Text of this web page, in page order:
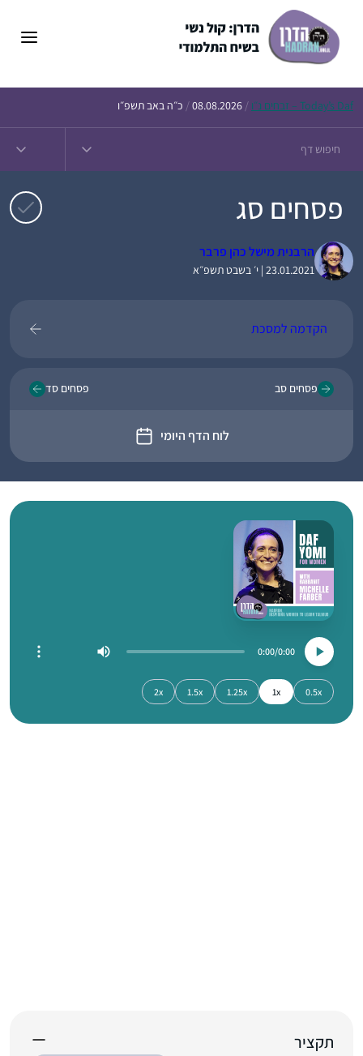
Today’s Daf – זבחים נ״ו /
08.08.2026
/ כ״ה באב תשפ״ו
פסחים סג
הרבנית מישל כהן פרבר
23.01.2021 | י׳ בשבט תשפ״א
הקדמה למסכת
פסחים סב
לוח הדף היומי
פסחים סד
0:00
0:00
0.5x
1x
1.25x
1.5x
2x
תקציר